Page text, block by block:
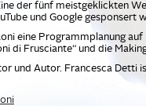
der fünf meistgeklickten
und Google gesponsert
eine Programmplanung
di Frusciante“ und die
und Autor. Francesca Detti